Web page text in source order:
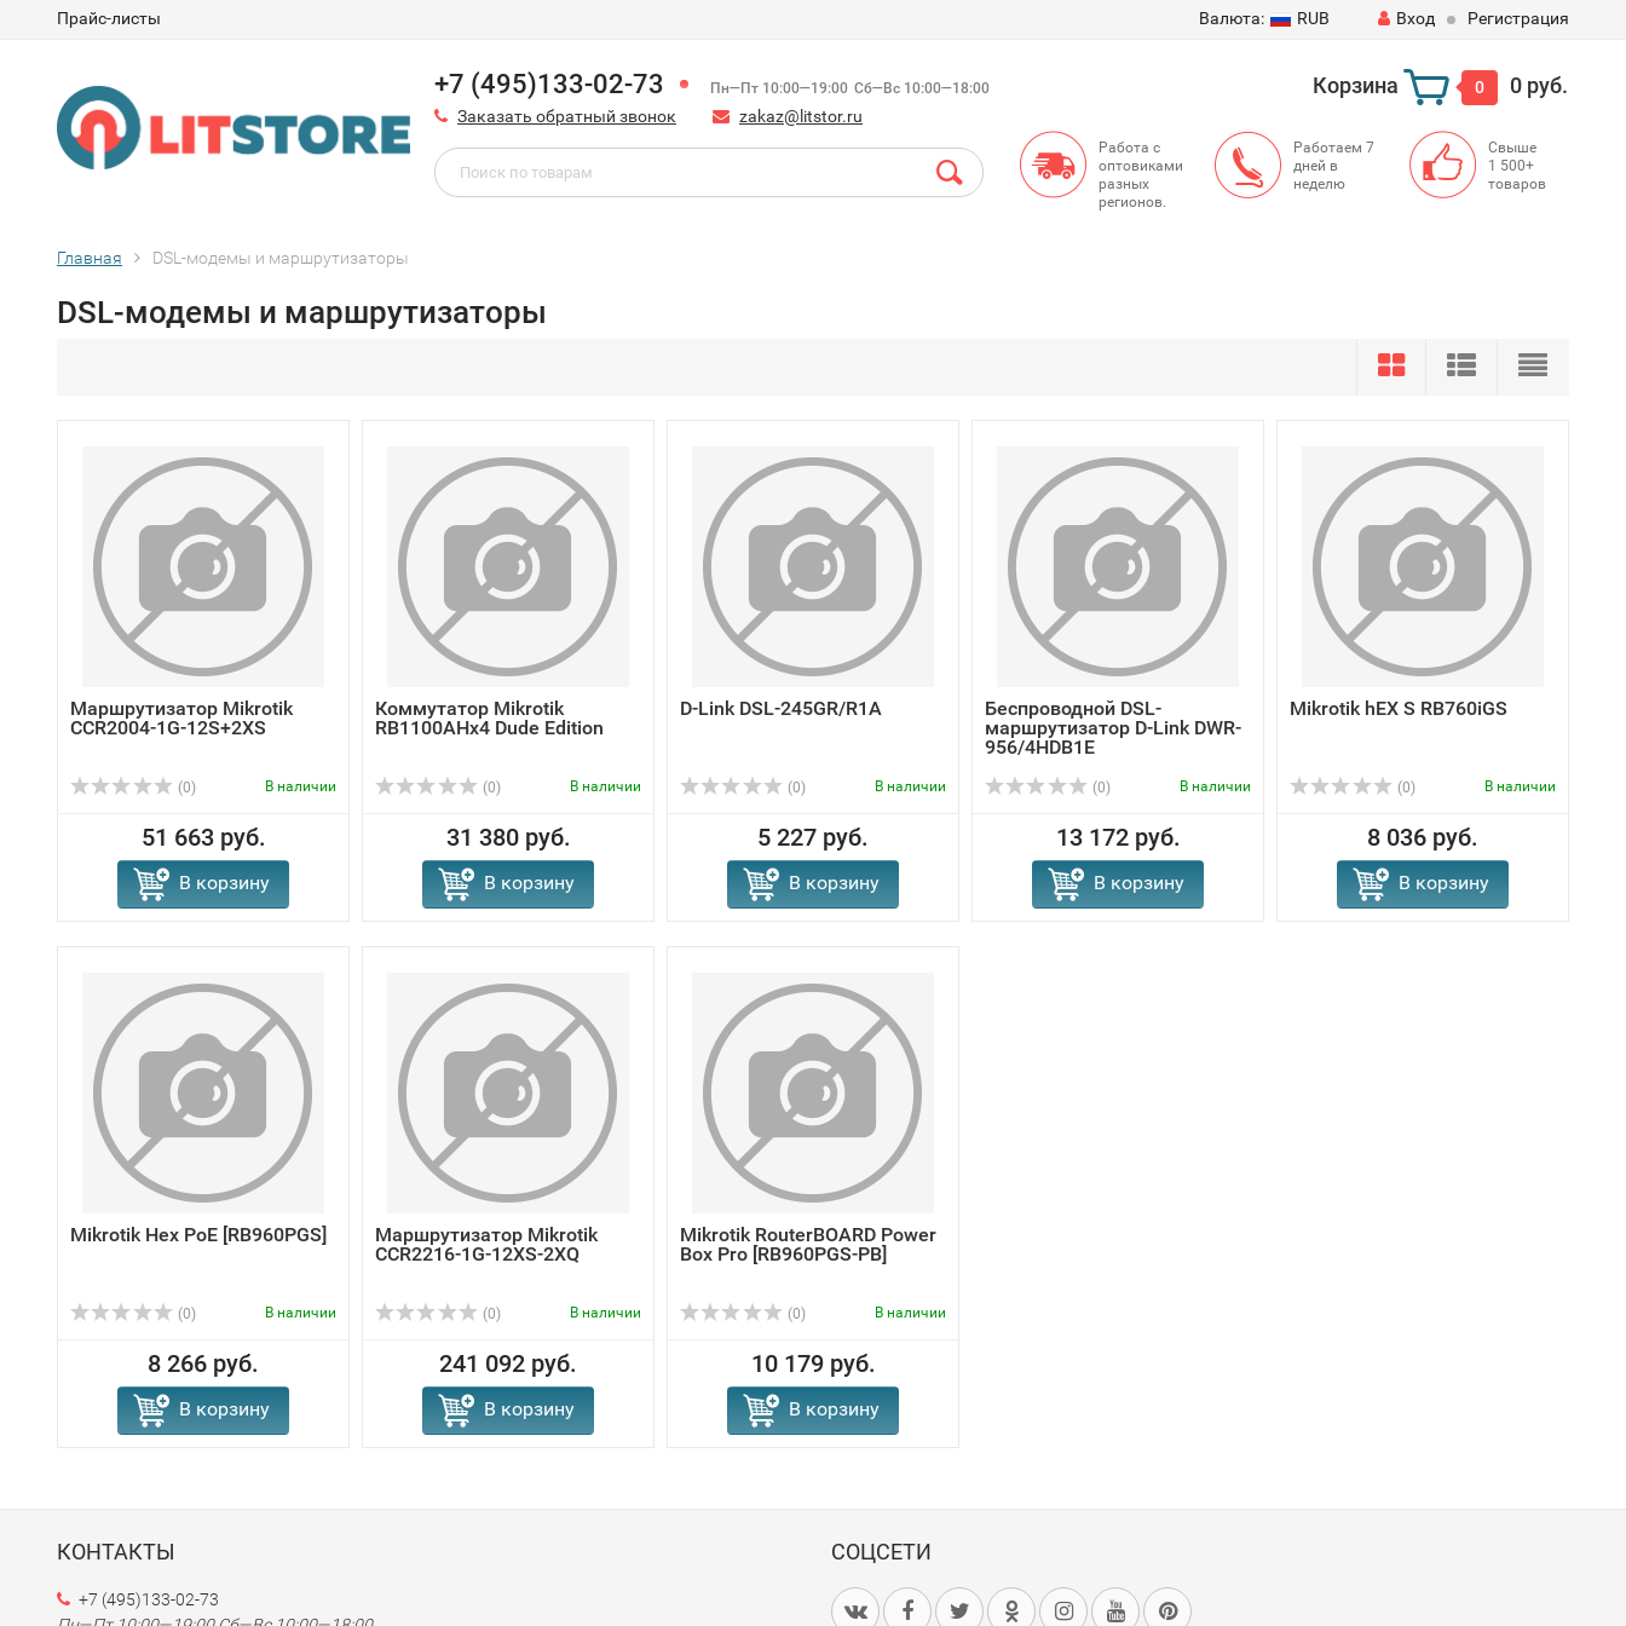
Прайс-листы Валюта: RUB Вход Регистрация
+7 (495)133-02-73 Пн—Пт 10:00—19:00 Сб—Вс 10:00—18:00
Заказать обратный звонок zakaz@litstor.ru
Корзина 0 0 руб.
Работа с
оптовиками
разных
регионов.
Работаем 7
дней в
неделю
Свыше
1 500+
товаров
Главная DSL-модемы и маршрутизаторы
DSL-модемы и маршрутизаторы
Маршрутизатор Mikrotik
CCR2004-1G-12S+2XS
(0) В наличии
51 663 руб.
В корзину
Коммутатор Mikrotik
RB1100AHx4 Dude Edition
(0) В наличии
31 380 руб.
В корзину
D-Link DSL-245GR/R1A
(0) В наличии
5 227 руб.
В корзину
Беспроводной DSL-
маршрутизатор D-Link DWR-
956/4HDB1E
(0) В наличии
13 172 руб.
В корзину
Mikrotik hEX S RB760iGS
(0) В наличии
8 036 руб.
В корзину
Mikrotik Hex PoE [RB960PGS]
(0) В наличии
8 266 руб.
В корзину
Маршрутизатор Mikrotik
CCR2216-1G-12XS-2XQ
(0) В наличии
241 092 руб.
В корзину
Mikrotik RouterBOARD Power
Box Pro [RB960PGS-PB]
(0) В наличии
10 179 руб.
В корзину
КОНТАКТЫ
+7 (495)133-02-73
СОЦСЕТИ